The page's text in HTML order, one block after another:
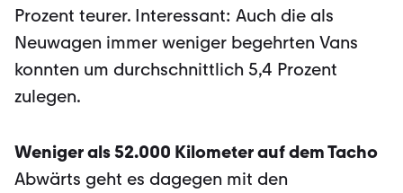
Prozent teurer. Interessant: Auch die als
Neuwagen immer weniger begehrten Vans
konnten um durchschnittlich 5,4 Prozent
zulegen.
Weniger als 52.000 Kilometer auf dem Tacho
Abwärts geht es dagegen mit den